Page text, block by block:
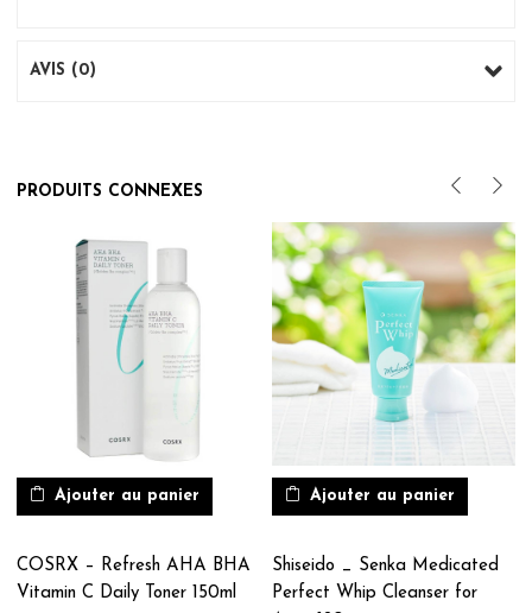
AVIS (0)
PRODUITS CONNEXES
Ajouter au panier
COSRX – Refresh AHA BHA
Vitamin C Daily Toner 150ml
Ajouter au panier
Shiseido _ Senka Medicated
Perfect Whip Cleanser for